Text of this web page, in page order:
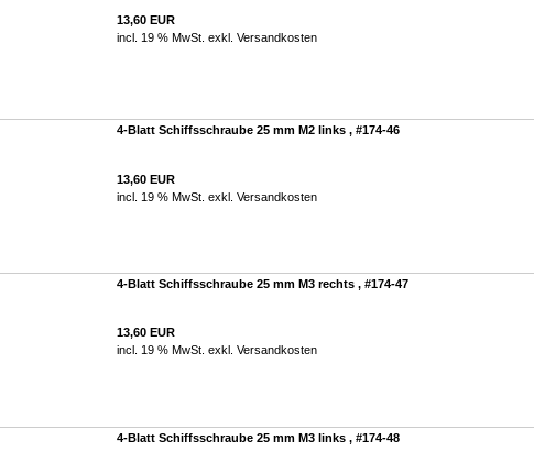
13,60 EUR
incl. 19 % MwSt. exkl. Versandkosten
4-Blatt Schiffsschraube 25 mm M2 links , #174-46
13,60 EUR
incl. 19 % MwSt. exkl. Versandkosten
4-Blatt Schiffsschraube 25 mm M3 rechts , #174-47
13,60 EUR
incl. 19 % MwSt. exkl. Versandkosten
4-Blatt Schiffsschraube 25 mm M3 links , #174-48